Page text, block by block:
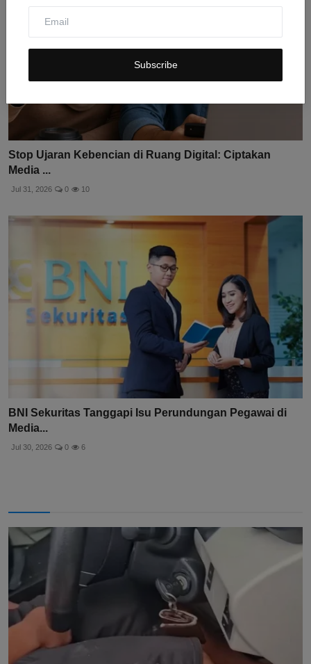
Subscribe
Stop Ujaran Kebencian di Ruang Digital: Ciptakan
Media ...
Jul 31, 2026 0 10
BNI Sekuritas Tanggapi Isu Perundungan Pegawai di
Media...
Jul 30, 2026 0 6